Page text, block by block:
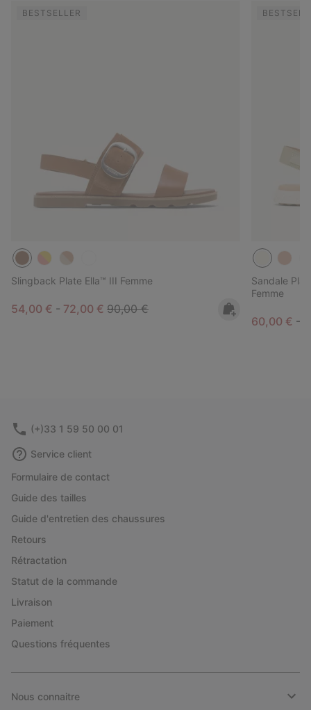
BESTSELLER
Slingback Plate Ella™ III Femme
Minimum sale price:
54,00 € - Maximum sale price:
72,00 € Regular price:
90,00 €
Sandale
Femme
Minimum
60,00 € -
(+)33 1 59 50 00 01
Service client
Formulaire de contact
Guide des tailles
Guide d'entretien des chaussures
Retours
Rétractation
Statut de la commande
Livraison
Paiement
Questions fréquentes
Nous connaitre